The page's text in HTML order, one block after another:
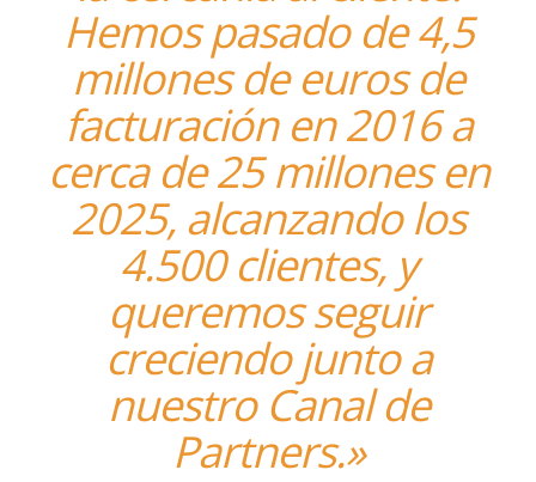
Hemos pasado de 4,5
millones de euros de
facturación en 2016 a
cerca de 25 millones en
2025, alcanzando los
4.500 clientes, y
queremos seguir
creciendo junto a
nuestro Canal de
Partners.»